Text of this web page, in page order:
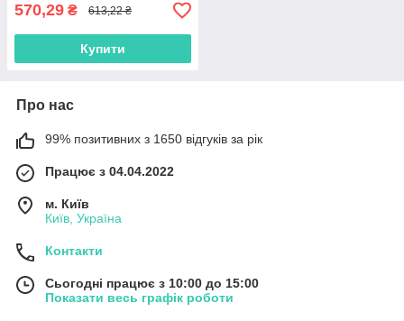
570,29 ₴ 613,22 ₴
Купити
Про нас
99% позитивних з 1650 відгуків за рік
Працює з 04.04.2022
м. Київ
Київ, Україна
Контакти
Сьогодні працює з 10:00 до 15:00
Показати весь графік роботи